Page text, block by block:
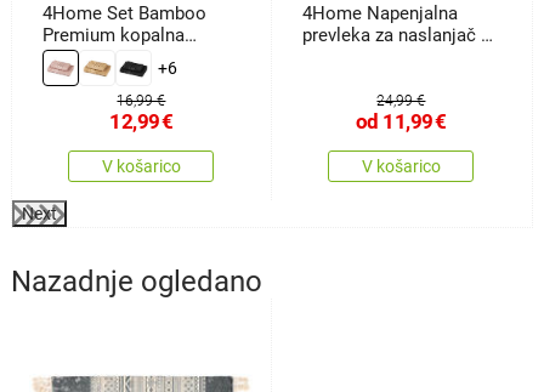
4Home Set Bamboo
Premium kopalna
brisača inbrisača roza,
70 x 140 cm, 50 x 100
+6
16,99 €
12,99€
V košarico
4Home Napenjalna
prevleka za naslanjač z
24,99 €
od 11,99€
V košarico
Next
Nazadnje ogledano